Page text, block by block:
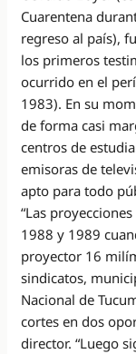
Cuarentena
regreso al país),
los primeros
ocurrido en el
1983). En su
de forma casi
centros de
emisoras de
apto para todo
“Las
1988 y 1989
proyector 16
sindicatos,
Nacional de
cortes en dos
director. “Luego